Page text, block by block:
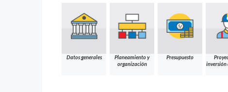
Datos generales
Planeamiento y
organización
Presupuesto
inversión